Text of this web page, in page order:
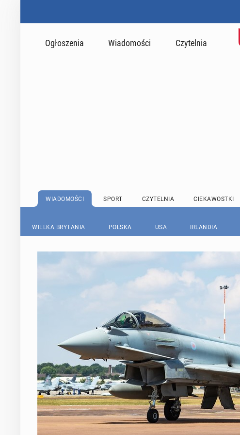
Ogłoszenia Wiadomości Czytelnia
WIADOMOŚCI SPORT CZYTELNIA CIEKAWOSTKI
WIELKA BRYTANIA POLSKA USA IRLANDIA